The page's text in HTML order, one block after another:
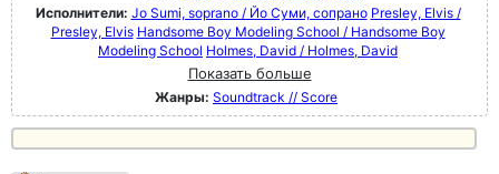
Исполнители: Jo Sumi, soprano / Йо Суми, сопрано Presley, Elvis /
Presley, Elvis Handsome Boy Modeling School / Handsome Boy
Modeling School Holmes, David / Holmes, David
Показать больше
Жанры: Soundtrack // Score